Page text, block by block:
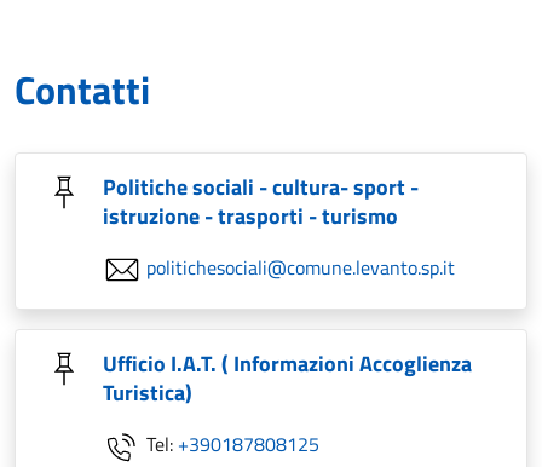
Contatti
Politiche sociali - cultura- sport -
istruzione - trasporti - turismo
politichesociali@comune.levanto.sp.it
Ufficio I.A.T. ( Informazioni Accoglienza
Turistica)
Tel: +390187808125